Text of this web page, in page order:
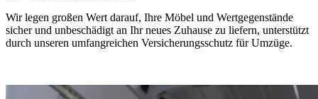
Wir legen großen Wert darauf, Ihre Möbel und Wertgegenstände
sicher und unbeschädigt an Ihr neues Zuhause zu liefern, unterstützt
durch unseren umfangreichen Versicherungsschutz für Umzüge.